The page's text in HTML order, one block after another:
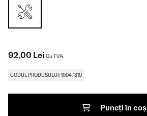
92,00 Lei Cu TVA
CODUL PRODUSULUI: 10047819
Puneți în coș